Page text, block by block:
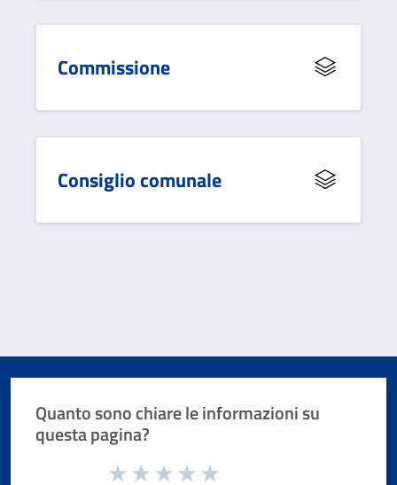
Commissione
Consiglio comunale
Quanto sono chiare le informazioni su
questa pagina?
Valuta da 1 a 5 stelle la pagina